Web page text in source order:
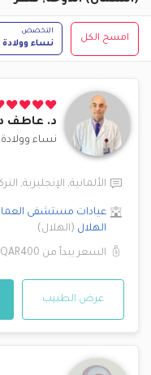
امسح الكل
التخصص
نساء وولادة
د. عاطف
نساء وولادة
الألمانية, الإنجليزية,
عيادات مستشفى
الهلال (الهلال)
السعر يبدأ من QAR400
عرض الطبيب